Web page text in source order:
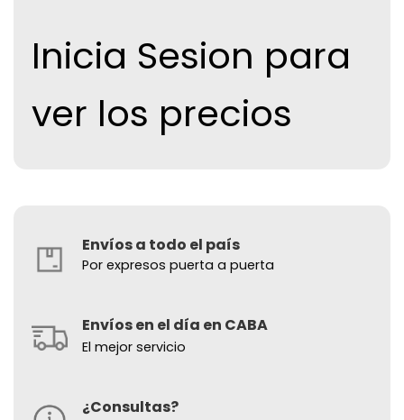
Inicia Sesion para
ver los precios
Envíos a todo el país
Por expresos puerta a puerta
Envíos en el día en CABA
El mejor servicio
¿Consultas?